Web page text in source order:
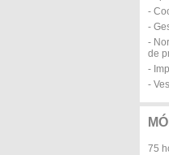
-
-
-
de
-
-
75